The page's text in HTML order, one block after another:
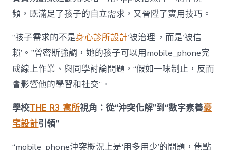
頻，既滿足了孩子的自立需求，又晉陞了實用技巧。
“孩子需求的不是身心診所設計‘被治理’，而是‘被信
賴’。”曾密斯強調，她的孩子可以用mobile_phone完
成線上作業、與同學討論問題，“假如一味制止，反而
會影響他的學習和社交”。
學校THE R3 寓所視角：從“沖突化解”到“數字素養豪
宅設計引領”
“mobile_phone沖突概況上是‘用多用少’的問題，焦點